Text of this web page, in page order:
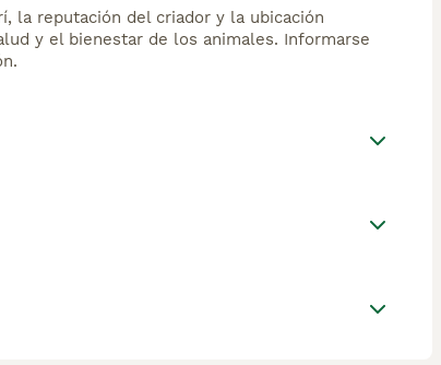
la reputación del criador y la ubicación
y el bienestar de los animales. Informarse